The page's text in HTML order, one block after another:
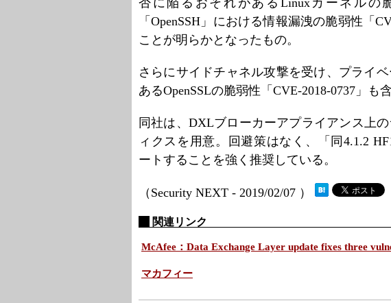
否に陥るおそれがあるLinuxカーネルの脆
「OpenSSH」における情報漏洩の脆弱性「
ことが明らかとなったもの。
さらにサイドチャネル攻撃を受け、プライ
あるOpenSSLの脆弱性「CVE-2018-0737」も
同社は、DXLブローカーアプライアンス上
ィクスを用意。回避策はなく、「同4.1.2
ートすることを強く推奨している。
（Security NEXT - 2019/02/07 ）
関連リンク
McAfee：Data Exchange Layer update fixes three
マカフィー